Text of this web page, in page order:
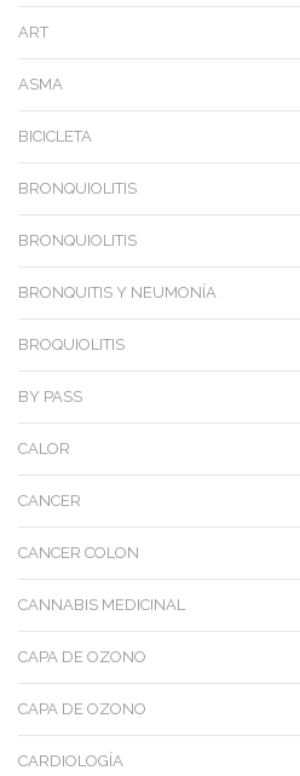
ART
ASMA
BICICLETA
BRONQUIOLITIS
BRONQUIOLITIS
BRONQUITIS Y NEUMONÍA
BROQUIOLITIS
BY PASS
CALOR
CANCER
CANCER COLON
CANNABIS MEDICINAL
CAPA DE OZONO
CAPA DE OZONO
CARDIOLOGÍA